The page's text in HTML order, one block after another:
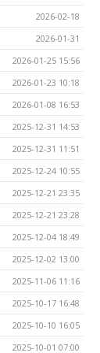
2026-02-18
2026-01-31
2026-01-25 15:56
2026-01-23 10:18
2026-01-08 16:53
2025-12-31 14:53
2025-12-31 11:51
2025-12-24 10:55
2025-12-21 23:35
2025-12-21 23:28
2025-12-04 18:49
2025-12-02 13:00
2025-11-06 11:16
2025-10-17 16:48
2025-10-10 16:05
2025-10-01 07:00